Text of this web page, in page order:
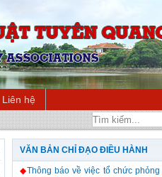
Liên hệ
VĂN BẢN CHỈ ĐẠO ĐIỀU HÀNH
◆Thông báo về việc tổ chức